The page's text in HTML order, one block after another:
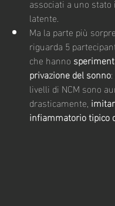
associati a uno
latente.
Ma la parte più
riguarda 5
che hanno
privazione del sonno
livelli di NCM sono
drasticamente,
infiammatorio tipico